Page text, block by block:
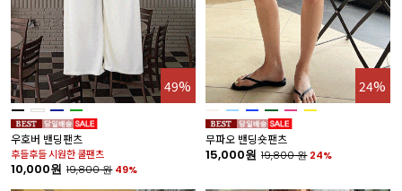
49%
우호버 밴딩팬츠
후들후들 시원한 쿨팬츠
10,000원 19,800원 49%
24%
무파오 밴딩숏팬츠
15,000원 19,800원 24%